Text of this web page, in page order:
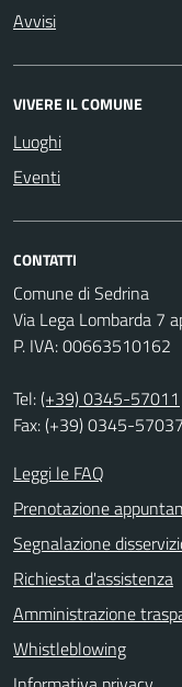
Avvisi
VIVERE IL COMUNE
Luoghi
Eventi
CONTATTI
Comune di Sedrina
Via Lega Lombarda 7
P. IVA: 00663510162
Tel:(+39) 0345-57011
Fax: (+39) 0345-57037
Leggi le FAQ
Prenotazione
Segnalazione
Richiesta d'assistenza
Amministrazione
Whistleblowing